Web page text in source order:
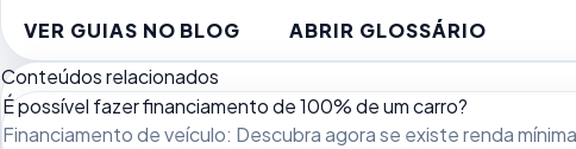
VER GUIAS NO BLOG
ABRIR GLOSSÁRIO
Conteúdos relacionados
É possível fazer financiamento de 100% de um carro?
Financiamento de veículo: Descubra agora se existe renda